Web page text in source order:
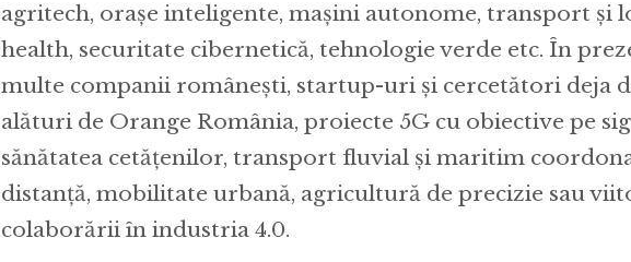
agritech, orașe inteligente, mașini autonome, transport și
health, securitate cibernetică, tehnologie verde etc. În
multe companii românești, startup-uri și cercetători deja
alături de Orange România, proiecte 5G cu obiective pe
sănătatea cetățenilor, transport fluvial și maritim
distanță, mobilitate urbană, agricultură de precizie sau
colaborării în industria 4.0.